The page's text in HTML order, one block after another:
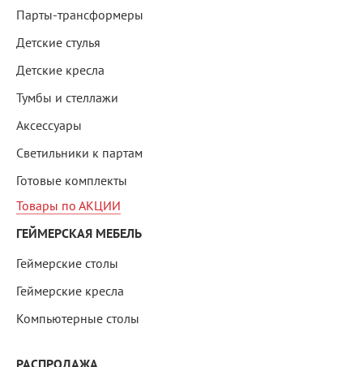
Парты-трансформеры
Детские стулья
Детские кресла
Тумбы и стеллажи
Аксессуары
Светильники к партам
Готовые комплекты
Товары по АКЦИИ
ГЕЙМЕРСКАЯ МЕБЕЛЬ
Геймерские столы
Геймерские кресла
Компьютерные столы